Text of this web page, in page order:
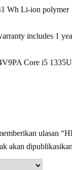
Wh Li-ion polymer
includes 1
Core i5
ulasan
akan